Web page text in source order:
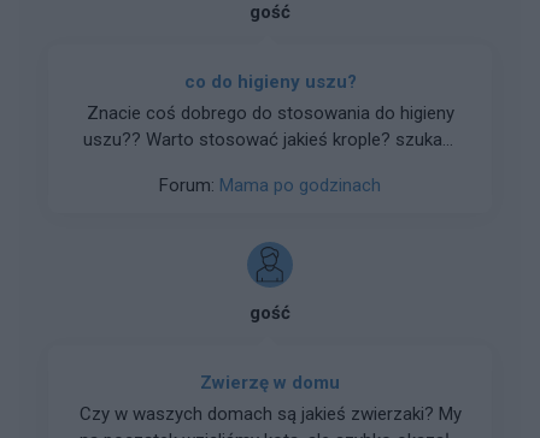
gość
co do higieny uszu?
Znacie coś dobrego do stosowania do higieny
uszu?? Warto stosować jakieś krople? szukam
znalazłam vaxol w aptece online zna ktoś?
Forum: Mama po godzinach
gość
Zwierzę w domu
Czy w waszych domach są jakieś zwierzaki? My